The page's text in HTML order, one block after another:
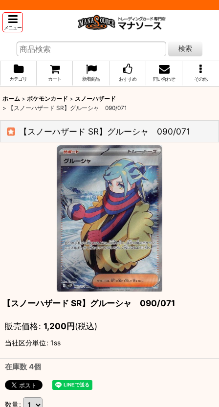
メニュー
検索
カテゴリ カート 新着商品 おすすめ 問い合わせ その他
ホーム > ポケモンカード > スノーハザード
>
【スノーハザード SR】グルーシャ 090/071
【スノーハザード SR】グルーシャ 090/071
【スノーハザード SR】グルーシャ 090/071
販売価格: 1,200円(税込)
当社区分単位: 1ss
在庫数 4個
数量: